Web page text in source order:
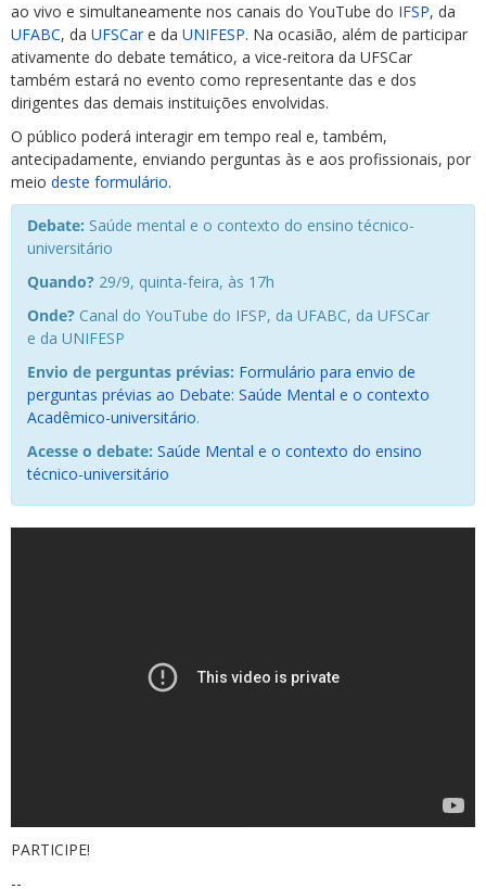
ao vivo e simultaneamente nos canais do YouTube do IFSP, da
UFABC, da UFSCare da UNIFESP. Na ocasião, além de participar
ativamente do debate temático, a vice-reitora da UFSCar
também estará no evento como representante das e dos
dirigentes das demais instituições envolvidas.
O público poderá interagir em tempo real e, também,
antecipadamente, enviando perguntas às e aos profissionais, por
meio deste formulário.
Debate: Saúde mental e o contexto do ensino técnico-
universitário
Quando? 29/9, quinta-feira, às 17h
Onde? Canal do YouTube do IFSP, da UFABC, da UFSCar
e da UNIFESP
Envio de perguntas prévias: Formulário para envio de
perguntas prévias ao Debate: Saúde Mental e o contexto
Acadêmico-universitário.
Acesse o debate: Saúde Mental e o contexto do ensino
técnico-universitário
PARTICIPE!
--